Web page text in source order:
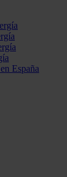
España